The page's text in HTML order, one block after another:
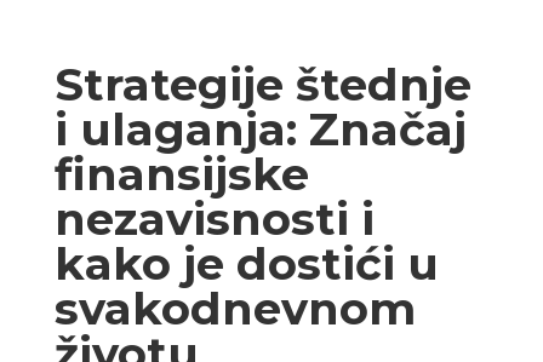
Strategije štednje
i ulaganja: Značaj
finansijske
nezavisnosti i
kako je dostići u
svakodnevnom